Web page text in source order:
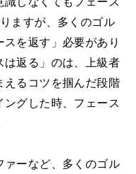
ますが、多くのゴル
を返す」必要があり
は返る」のは、上級者
るコツを掴んだ段階
グした時、フェース
ーなど、多くのゴル